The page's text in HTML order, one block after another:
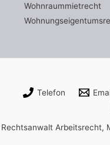
Wohnraummietrecht
Telefon
Rechtsanwalt Arbeitsrecht,